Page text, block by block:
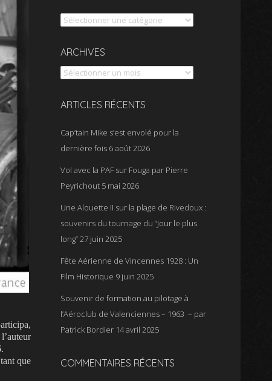
que
Catégories
ARCHIVES
Archives
ARTICLES RÉCENTS
Cap’tain Mike s’est envolé pour la
dernière fois 6 août 2026
Vol avec la PAF sur Fouga par Pierre
Peyrichout 5 mai 2026
Une Alouette II sur la plage de Rivedoux :
souvenirs du tournage du “Jour le plus
long”27 juin 2025
Fête Aérienne de Vincennes 1928 : Un
Film Historique 9 juin 2025
Souvenir de formation au pilotage à
l’Aéroclub de Valenciennes – 1963 – par
Patrick Bordier 14 avril 2025
COMMENTAIRES RÉCENTS